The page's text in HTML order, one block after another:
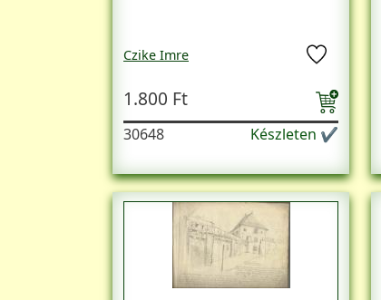
Czike Imre
1.800 Ft
30648 Készleten ✔